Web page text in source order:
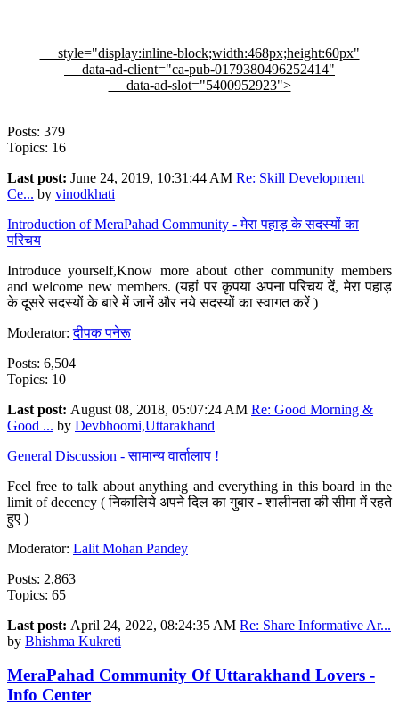
style="display:inline-block;width:468px;height:60px"
data-ad-client="ca-pub-0179380496252414"
data-ad-slot="5400952923">
Posts: 379
Topics: 16
Last post: June 24, 2019, 10:31:44 AM Re: Skill Development
Ce... by vinodkhati
Introduction of MeraPahad Community - मेरा पहाड़ के सदस्यों का
परिचय
Introduce yourself,Know more about other community members
and welcome new members. (यहां पर कृपया अपना परिचय दें, मेरा पहाड़
के दूसरे सदस्यों के बारे में जानें और नये सदस्यों का स्वागत करें )
Moderator:दीपक पनेरू
Posts: 6,504
Topics: 10
Last post: August 08, 2018, 05:07:24 AM Re: Good Morning &
Good ... by Devbhoomi,Uttarakhand
General Discussion - सामान्य वार्तालाप !
Feel free to talk about anything and everything in this board in the
limit of decency ( निकालिये अपने दिल का गुबार - शालीनता की सीमा में रहते
हुए )
Moderator: Lalit Mohan Pandey
Posts: 2,863
Topics: 65
Last post: April 24, 2022, 08:24:35 AM Re: Share Informative Ar...
by Bhishma Kukreti
MeraPahad Community Of Uttarakhand Lovers -
Info Center